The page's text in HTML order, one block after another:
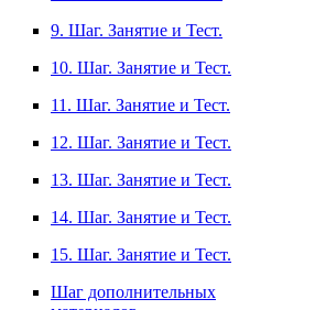
9. Шаг. Занятие и Тест.
10. Шаг. Занятие и Тест.
11. Шаг. Занятие и Тест.
12. Шаг. Занятие и Тест.
13. Шаг. Занятие и Тест.
14. Шаг. Занятие и Тест.
15. Шаг. Занятие и Тест.
Шаг дополнительных